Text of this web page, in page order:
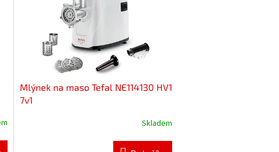
Mlýnek na maso Tefal NE114130 HV1
7v1
Skladem